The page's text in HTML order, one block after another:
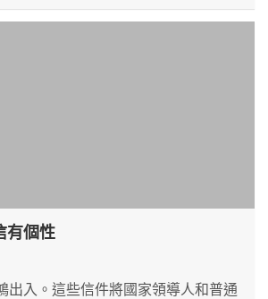
有個性
出入。這些信件將國家領導人和普通